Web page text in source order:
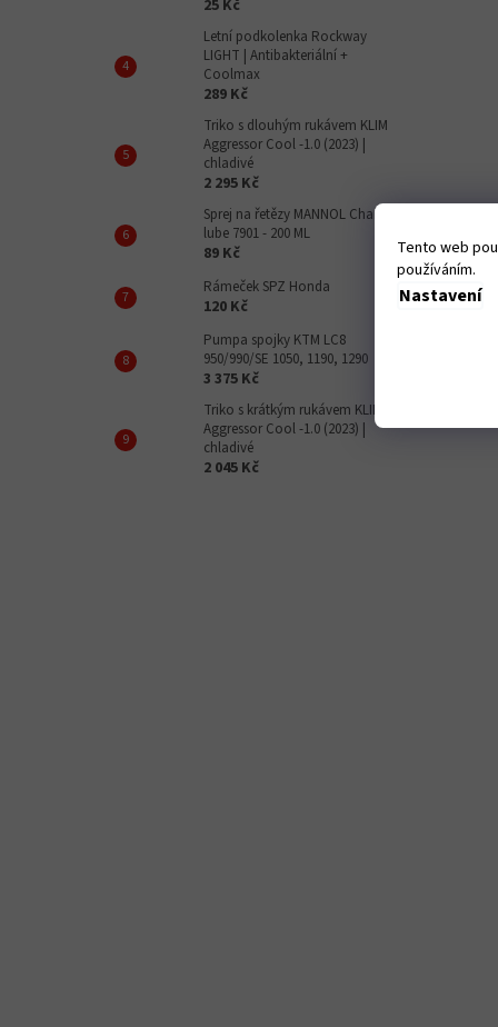
Tento web
používáním.
Nastavení
25 Kč
Letní podkolenka Rockway
LIGHT | Antibakteriální +
Coolmax
289 Kč
Triko s dlouhým rukávem KLIM
Aggressor Cool -1.0 (2023) |
chladivé
2 295 Kč
Sprej na řetězy MANNOL Chain
lube 7901 - 200 ML
89 Kč
Rámeček SPZ Honda
120 Kč
Pumpa spojky KTM LC8
950/990/SE 1050, 1190, 1290
3 375 Kč
Triko s krátkým rukávem KLIM
Aggressor Cool -1.0 (2023) |
chladivé
2 045 Kč